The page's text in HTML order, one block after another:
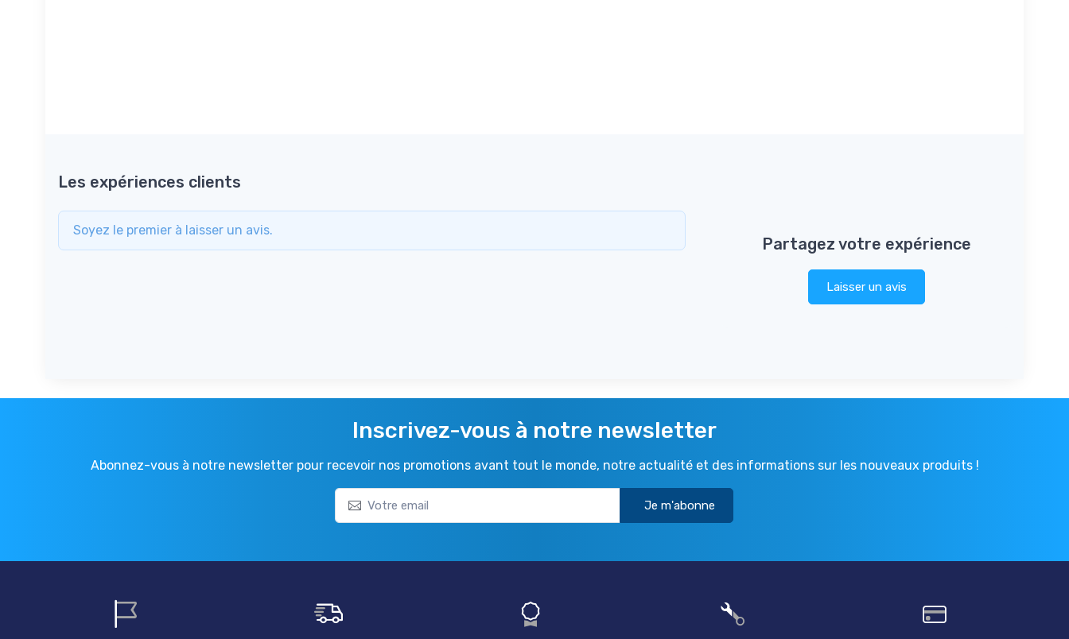
Les expériences clients
Soyez le premier à laisser un avis.
Partagez votre expérience
Laisser un avis
Inscrivez-vous à notre newsletter
Abonnez-vous à notre newsletter pour recevoir nos promotions avant tout le monde, notre actualité et des informations sur les nouveaux produits !
Je m'abonne